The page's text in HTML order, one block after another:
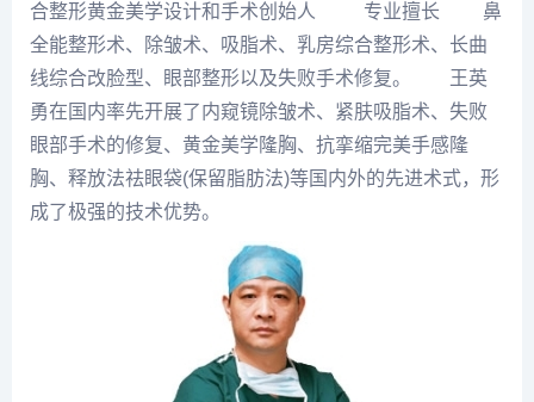
合整形黄金美学设计和手术创始人 专业擅长 鼻
全能整形术、除皱术、吸脂术、乳房综合整形术、长曲
线综合改脸型、眼部整形以及失败手术修复。 王英
勇在国内率先开展了内窥镜除皱术、紧肤吸脂术、失败
眼部手术的修复、黄金美学隆胸、抗挛缩完美手感隆
胸、释放法祛眼袋(保留脂肪法)等国内外的先进术式，形
成了极强的技术优势。